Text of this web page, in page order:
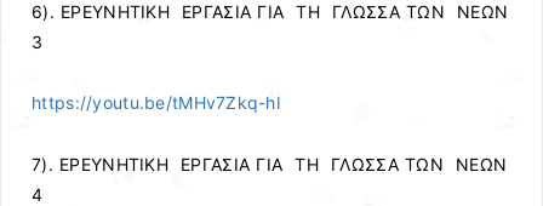
6). ΕΡΕΥΝΗΤΙΚΗ ΕΡΓΑΣΙΑ ΓΙΑ ΤΗ ΓΛΩΣΣΑ ΤΩΝ ΝΕΩΝ
3
https://youtu.be/tMHv7Zkq-hI
7). ΕΡΕΥΝΗΤΙΚΗ ΕΡΓΑΣΙΑ ΓΙΑ ΤΗ ΓΛΩΣΣΑ ΤΩΝ ΝΕΩΝ
4